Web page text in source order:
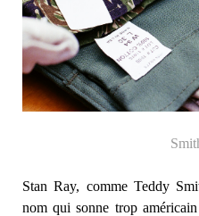
Stan Ray, comme Teddy
nom qui sonne trop